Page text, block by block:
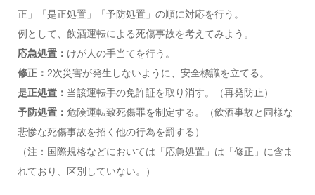
正」「是正処置」「予防処置」の順に対応を行う。
例として、飲酒運転による死傷事故を考えてみよう。
応急処置： けが人の手当てを行う。
修正： 2次災害が発生しないように、安全標識を立てる。
是正処置： 当該運転手の免許証を取り消す。（再発防止）
予防処置： 危険運転致死傷罪を制定する。（飲酒事故と同様な
悲惨な死傷事故を招く他の行為を罰する）
（注：国際規格などにおいては「応急処置」は「修正」に含ま
れており、区別していない。）